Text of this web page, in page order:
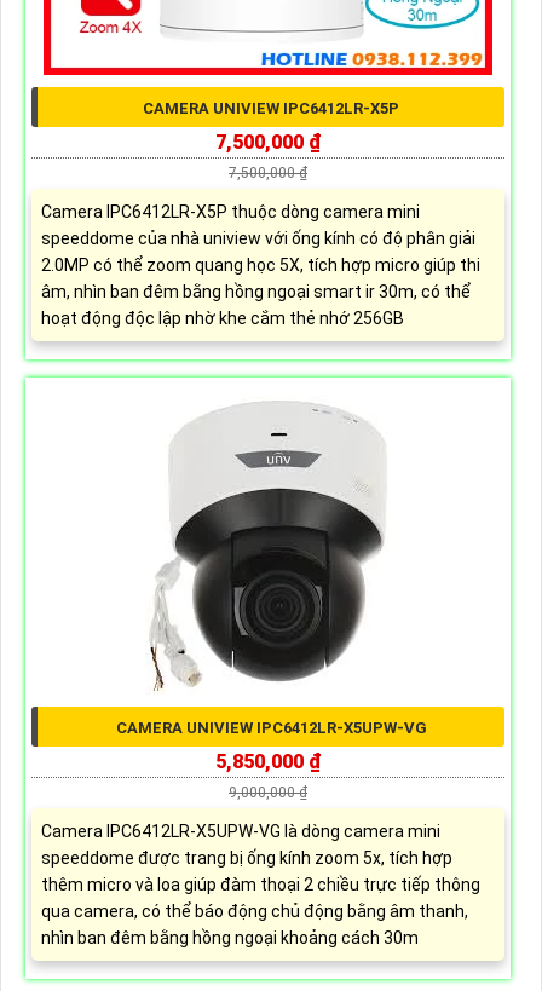
CAMERA UNIVIEW IPC6412LR-X5P
7,500,000 ₫
7,500,000 ₫
Camera IPC6412LR-X5P thuộc dòng camera mini
speeddome của nhà uniview với ống kính có độ phân giải
2.0MP có thể zoom quang học 5X, tích hợp micro giúp thi
âm, nhìn ban đêm bằng hồng ngoại smart ir 30m, có thể
hoạt động độc lập nhờ khe cắm thẻ nhớ 256GB
CAMERA UNIVIEW IPC6412LR-X5UPW-VG
5,850,000 ₫
9,000,000 ₫
Camera IPC6412LR-X5UPW-VG là dòng camera mini
speeddome được trang bị ống kính zoom 5x, tích hợp
thêm micro và loa giúp đàm thoại 2 chiều trực tiếp thông
qua camera, có thể báo động chủ động bằng âm thanh,
nhìn ban đêm bằng hồng ngoại khoảng cách 30m